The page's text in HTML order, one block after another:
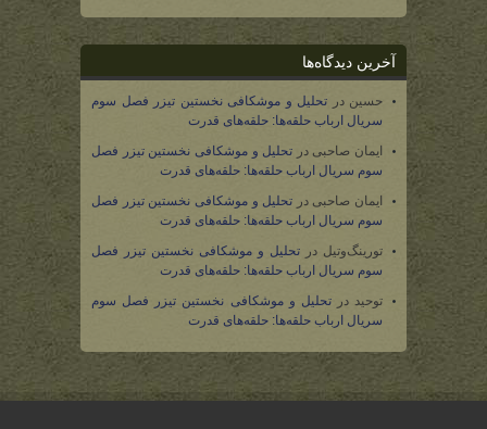
آخرین دیدگاه‌ها
حسین در تحلیل و موشکافی نخستین تیزر فصل سوم
سریال ارباب حلقه‌ها: حلقه‌های قدرت
ایمان صاحبی در تحلیل و موشکافی نخستین تیزر فصل
سوم سریال ارباب حلقه‌ها: حلقه‌های قدرت
ایمان صاحبی در تحلیل و موشکافی نخستین تیزر فصل
سوم سریال ارباب حلقه‌ها: حلقه‌های قدرت
تورینگ‌وتیل در تحلیل و موشکافی نخستین تیزر فصل
سوم سریال ارباب حلقه‌ها: حلقه‌های قدرت
توحید درتحلیل و موشکافی نخستین تیزر فصل سوم
سریال ارباب حلقه‌ها: حلقه‌های قدرت